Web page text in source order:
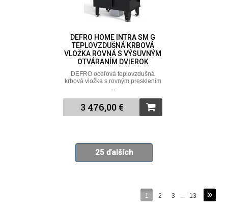
DEFRO HOME INTRA SM G
TEPLOVZDUŠNÁ KRBOVÁ
VLOŽKA ROVNÁ S VÝSUVNÝM
OTVÁRANÍM DVIEROK
DEFRO oceľová teplovzdušná
krbová vložka s rovným presklením
3 476,00 €
25 ďalších
1 2 3 13